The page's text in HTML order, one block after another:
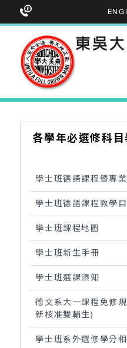
各學年必選修科目
學士班德語課程暨專
學士班德語課程教學
學士班課程地圖
學士班新生手冊
學士班選課須知
德文系大一課程免修
新核准雙輔生)
學士班系外選修學分